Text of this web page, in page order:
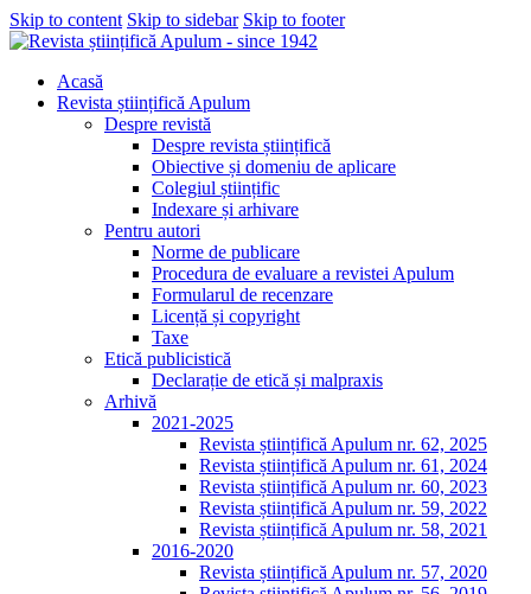
Skip to content Skip to sidebar Skip to footer
Acasă
Revista științifică Apulum
Despre revistă
Despre revista științifică
Obiective și domeniu de aplicare
Colegiul științific
Indexare și arhivare
Pentru autori
Norme de publicare
Procedura de evaluare a revistei Apulum
Formularul de recenzare
Licență și copyright
Taxe
Etică publicistică
Declarație de etică și malpraxis
Arhivă
2021-2025
Revista științifică Apulum nr. 62, 2025
Revista științifică Apulum nr. 61, 2024
Revista științifică Apulum nr. 60, 2023
Revista științifică Apulum nr. 59, 2022
Revista științifică Apulum nr. 58, 2021
2016-2020
Revista științifică Apulum nr. 57, 2020